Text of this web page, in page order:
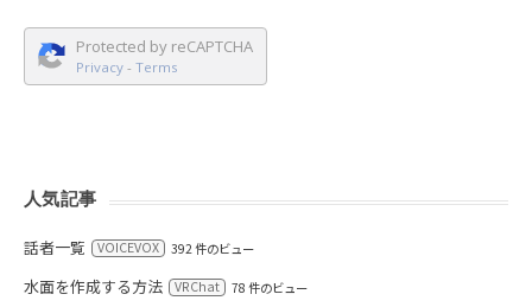
Protected by reCAPTCHA
Privacy - Terms
人気記事
話者一覧 VOICEVOX 392 件のビュー
水面を作成する方法 VRChat 78 件のビュー